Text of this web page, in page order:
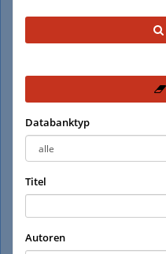
Databanktyp
Titel
Autoren